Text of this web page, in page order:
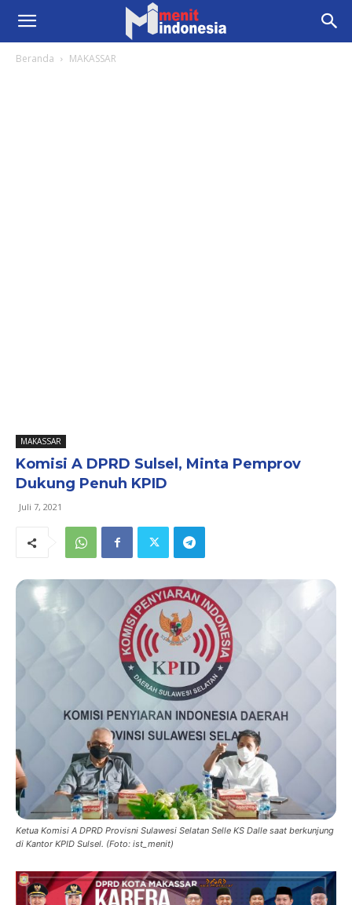
Beranda MAKASSAR
MAKASSAR
Komisi A DPRD Sulsel, Minta Pemprov
Dukung Penuh KPID
Juli 7, 2021
Ketua Komisi A DPRD Provisni Sulawesi Selatan Selle KS Dalle saat berkunjung
di Kantor KPID Sulsel. (Foto: ist_menit)